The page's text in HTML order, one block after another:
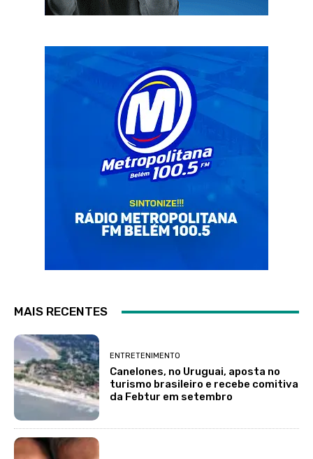
MAIS RECENTES
ENTRETENIMENTO
Canelones, no Uruguai, aposta no
turismo brasileiro e recebe comitiva
da Febtur em setembro